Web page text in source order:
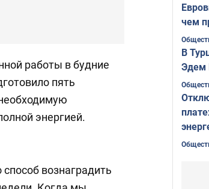
работы в будние
пять
энергией.
вознаградить
чем
В
Эдем